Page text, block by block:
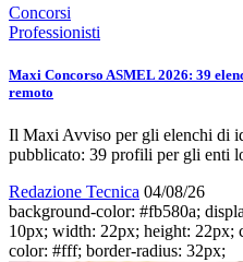
Concorsi
Professionisti
Maxi Concorso ASMEL 2026: 39
remoto
Il Maxi Avviso per gli elenchi di
pubblicato: 39 profili per gli enti
Redazione Tecnica 04/08/26
background-color: #fb580a;
10px; width: 22px; height: 22px;
color: #fff; border-radius: 32px;